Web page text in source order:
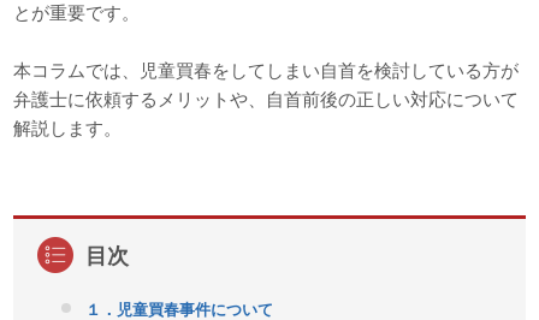
とが重要です。
本コラムでは、児童買春をしてしまい自首を検討している方が
弁護士に依頼するメリットや、自首前後の正しい対応について
解説します。
１．児童買春事件について